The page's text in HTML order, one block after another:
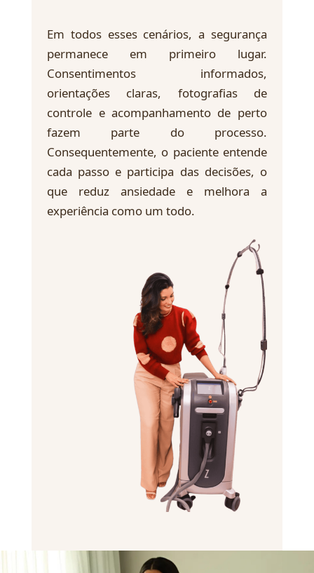
Em todos esses cenários, a segurança
permanece em primeiro lugar.
Consentimentos informados,
orientações claras, fotografias de
controle e acompanhamento de perto
fazem parte do processo.
Consequentemente, o paciente entende
cada passo e participa das decisões, o
que reduz ansiedade e melhora a
experiência como um todo.